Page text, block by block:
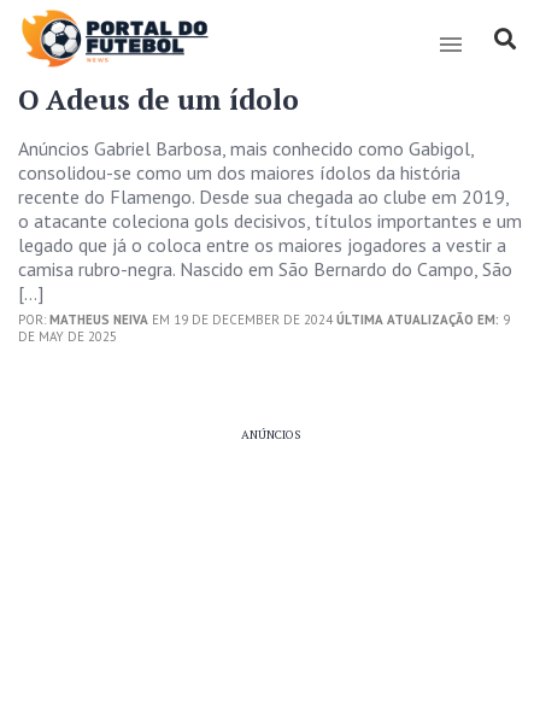
O Adeus de um ídolo
Anúncios Gabriel Barbosa, mais conhecido como Gabigol,
consolidou-se como um dos maiores ídolos da história
recente do Flamengo. Desde sua chegada ao clube em 2019,
o atacante coleciona gols decisivos, títulos importantes e um
legado que já o coloca entre os maiores jogadores a vestir a
camisa rubro-negra. Nascido em São Bernardo do Campo, São
[…]
POR: MATHEUS NEIVA EM 19 DE DECEMBER DE 2024ÚLTIMA ATUALIZAÇÃO EM: 9
DE MAY DE 2025
ANÚNCIOS